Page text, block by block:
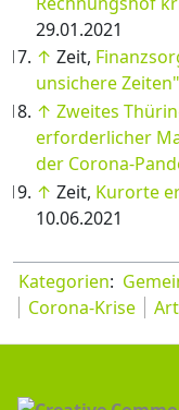
29.01.2021
↑ Zeit,
unsichere Zeiten"
↑ Zweites
erforderlicher
der Corona-
↑ Zeit, Kurorte
10.06.2021
Kategorien:
Corona-Krise